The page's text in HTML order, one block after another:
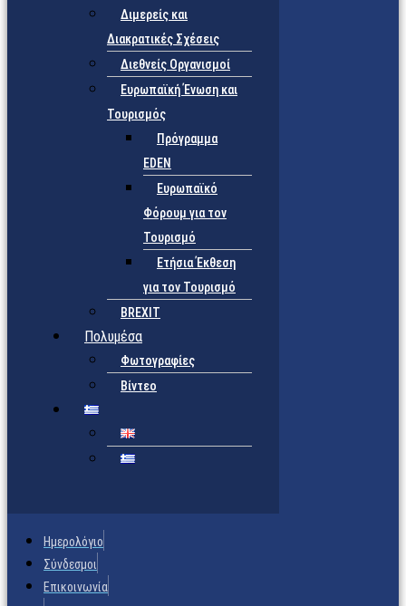
Διμερείς και
Διακρατικές Σχέσεις
Διεθνείς Οργανισμοί
Ευρωπαϊκή Ένωση και
Τουρισμός
Πρόγραμμα
EDEN
Ευρωπαϊκό
Φόρουμ για τον
Τουρισμό
Ετήσια Έκθεση
για τον Τουρισμό
BREXIT
Πολυμέσα
Φωτογραφίες
Βίντεο
Ημερολόγιο
Σύνδεσμοι
Επικοινωνία